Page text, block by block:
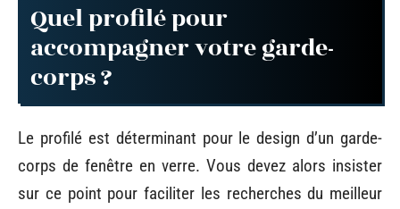
Quel profilé pour
accompagner votre garde-
corps ?
Le profilé est déterminant pour le design d’un garde-
corps de fenêtre en verre. Vous devez alors insister
sur ce point pour faciliter les recherches du meilleur